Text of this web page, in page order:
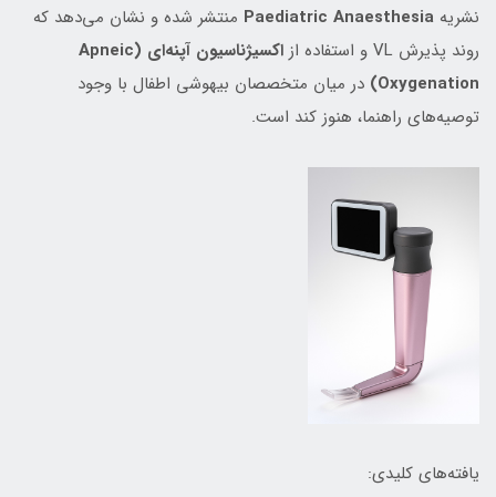
نشریه
منتشر شده و نشان می‌دهد که
روند پذیرش VL و استفاده از
اکسیژناسیون آپنه‌ای (Apneic
Oxygenation) در میان متخصصان بیهوشی اطفال با وجود
توصیه‌های راهنما، هنوز کند است.
یافته‌های کلیدی: